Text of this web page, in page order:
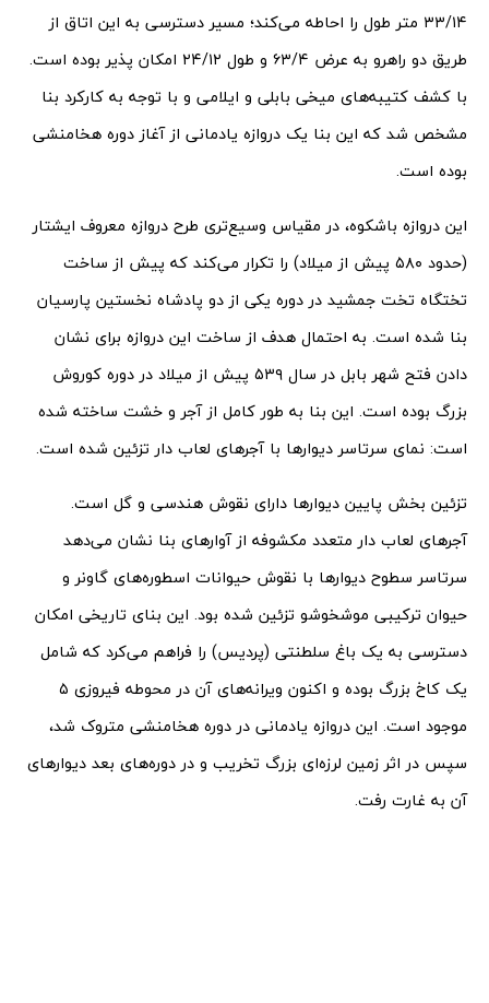
۳۳/۱۴ متر طول را احاطه می‌کند؛ مسیر دسترسی به این اتاق از
طریق دو راهرو به عرض ۶۳/۴ و طول ۲۴/۱۲ امکان پذیر بوده است.
با کشف کتیبه‌های میخی بابلی و ایلامی و با توجه به کارکرد بنا
مشخص شد که این بنا یک دروازه یادمانی از آغاز دوره هخامنشی
بوده است.
این دروازه باشکوه، در مقیاس وسیع‌تری طرح دروازه معروف ایشتار
(حدود ۵۸۰ پیش از میلاد) را تکرار می‌کند که پیش از ساخت
تختگاه تخت جمشید در دوره یکی از دو پادشاه نخستین پارسیان
بنا شده است. به احتمال هدف از ساخت این دروازه برای نشان
دادن فتح شهر بابل در سال ۵۳۹ پیش از میلاد در دوره کوروش
بزرگ بوده است. این بنا به طور کامل از آجر و خشت ساخته شده
است: نمای سرتاسر دیوارها با آجرهای لعاب دار تزئین شده است.
تزئین بخش پایین دیوارها دارای نقوش هندسی و گل است.
آجرهای لعاب دار متعدد مکشوفه از آوارهای بنا نشان می‌دهد
سرتاسر سطوح دیوارها با نقوش حیوانات اسطوره‌های گاونر و
حیوان ترکیبی موشخوشو تزئین شده بود. این بنای تاریخی امکان
دسترسی به یک باغ سلطنتی (پردیس) را فراهم می‌کرد که شامل
یک کاخ بزرگ بوده و اکنون ویرانه‌های آن در محوطه فیروزی ۵
موجود است. این دروازه یادمانی در دوره هخامنشی متروک شد،
سپس در اثر زمین لرزه‌ای بزرگ تخریب و در دوره‌های بعد دیوارهای
آن به غارت رفت.